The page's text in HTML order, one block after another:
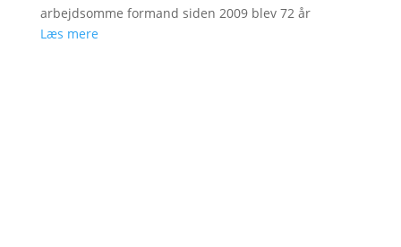
arbejdsomme formand siden 2009 blev 72 år
Læs mere